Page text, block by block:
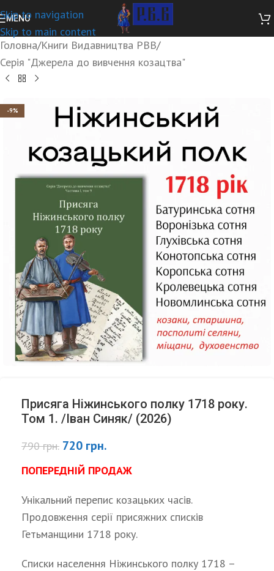
Skip to navigation
Skip to main content
MENU
Головна/Книги Видавництва РВВ/
Серія "Джерела до вивчення козацтва"
-9%
Присяга Ніжинського полку 1718 року.
Том 1. /Іван Синяк/ (2026)
790грн. 720 грн.
ПОПЕРЕДНІЙ ПРОДАЖ
Унікальний перепис козацьких часів.
Продовження серії присяжних списків
Гетьманщини 1718 року.
Списки населення Ніжинського полку 1718 –